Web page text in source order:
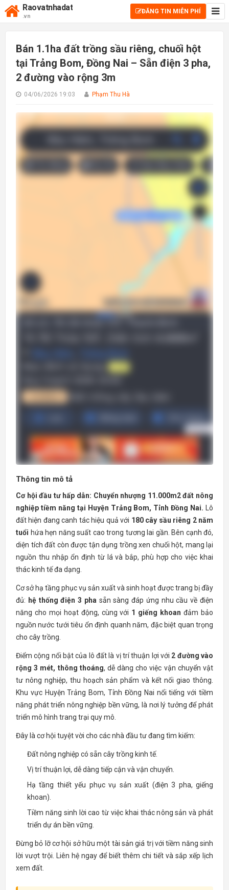
Raovatnhadat
.vn
ĐĂNG TIN MIỄN PHÍ
Bán 1.1ha đất trồng sầu riêng, chuối hột
tại Trảng Bom, Đồng Nai – Sẵn điện 3 pha,
2 đường vào rộng 3m
04/06/2026 19:03 Phạm Thu Hà
Thông tin mô tả
Cơ hội đầu tư hấp dẫn: Chuyển nhượng 11.000m2 đất nông
nghiệp tiềm năng tại Huyện Trảng Bom, Tỉnh Đồng Nai. Lô
đất hiện đang canh tác hiệu quả với 180 cây sầu riêng 2 năm
tuổi hứa hẹn năng suất cao trong tương lai gần. Bên cạnh đó,
diện tích đất còn được tận dụng trồng xen chuối hột, mang lại
nguồn thu nhập ổn định từ lá và bắp, phù hợp cho việc khai
thác kinh tế đa dạng.
Cơ sở hạ tầng phục vụ sản xuất và sinh hoạt được trang bị đầy
đủ: hệ thống điện 3 pha sẵn sàng đáp ứng nhu cầu về điện
năng cho mọi hoạt động, cùng với 1 giếng khoan đảm bảo
nguồn nước tưới tiêu ổn định quanh năm, đặc biệt quan trọng
cho cây trồng.
Điểm cộng nổi bật của lô đất là vị trí thuận lợi với 2 đường vào
rộng 3 mét, thông thoáng, dễ dàng cho việc vận chuyển vật
tư nông nghiệp, thu hoạch sản phẩm và kết nối giao thông.
Khu vực Huyện Trảng Bom, Tỉnh Đồng Nai nổi tiếng với tiềm
năng phát triển nông nghiệp bền vững, là nơi lý tưởng để phát
triển mô hình trang trại quy mô.
Đây là cơ hội tuyệt vời cho các nhà đầu tư đang tìm kiếm:
Đất nông nghiệp có sẵn cây trồng kinh tế.
Vị trí thuận lợi, dễ dàng tiếp cận và vận chuyển.
Hạ tầng thiết yếu phục vụ sản xuất (điện 3 pha, giếng
khoan).
Tiềm năng sinh lời cao từ việc khai thác nông sản và phát
triển dự án bền vững.
Đừng bỏ lỡ cơ hội sở hữu một tài sản giá trị với tiềm năng sinh
lời vượt trội. Liên hệ ngay để biết thêm chi tiết và sắp xếp lịch
xem đất.